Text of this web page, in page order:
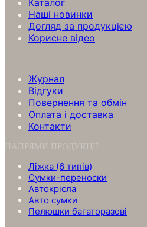
Нашi новинки
Догляд за продукцією
Корисне відео
Журнал
Відгуки
Повернення та обмін
Оплата і доставка
Контакти
НАПРЯМИ ПРОДУКЦІЇ
Ліжка (6 типів)
Сумки-переноски
Автокрісла
Авто сумки
Пелюшки багаторазові